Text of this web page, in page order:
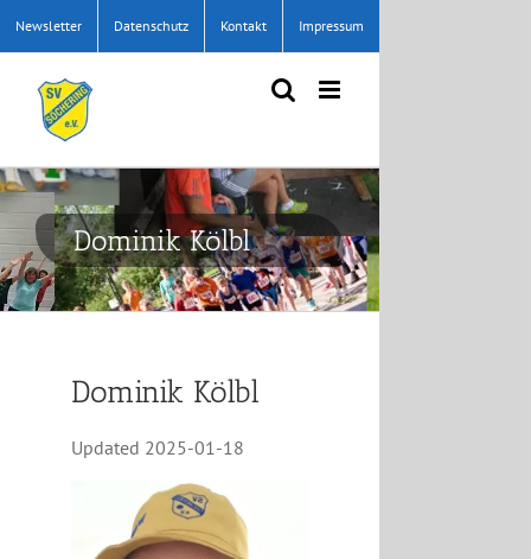
Newsletter Datenschutz Kontakt Impressum
Dominik Kölbl
Dominik Kölbl
Updated 2025-01-18